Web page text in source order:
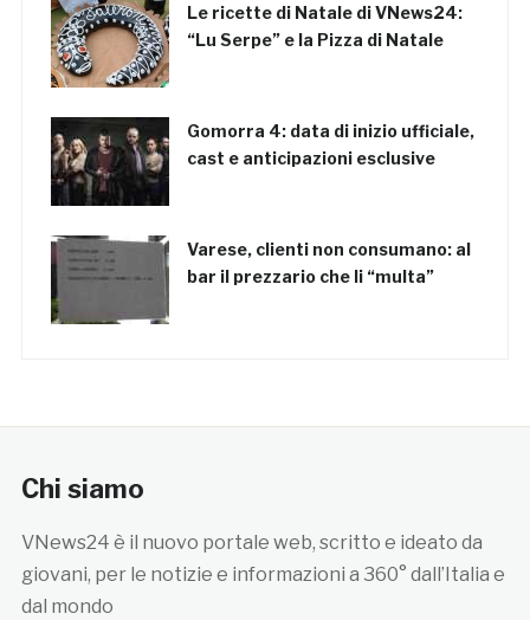
Le ricette di Natale di VNews24:
“Lu Serpe” e la Pizza di Natale
Gomorra 4: data di inizio ufficiale,
cast e anticipazioni esclusive
Varese, clienti non consumano: al
bar il prezzario che li “multa”
Chi siamo
VNews24 è il nuovo portale web, scritto e ideato da
giovani, per le notizie e informazioni a 360° dall’Italia e
dal mondo